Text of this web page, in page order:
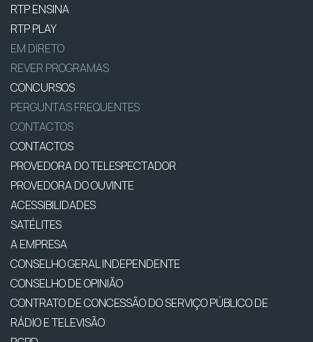
RTP ENSINA
RTP PLAY
EM DIRETO
REVER PROGRAMAS
CONCURSOS
PERGUNTAS FREQUENTES
CONTACTOS
CONTACTOS
PROVEDORA DO TELESPECTADOR
PROVEDORA DO OUVINTE
ACESSIBILIDADES
SATÉLITES
A EMPRESA
CONSELHO GERAL INDEPENDENTE
CONSELHO DE OPINIÃO
CONTRATO DE CONCESSÃO DO SERVIÇO PÚBLICO DE
RÁDIO E TELEVISÃO